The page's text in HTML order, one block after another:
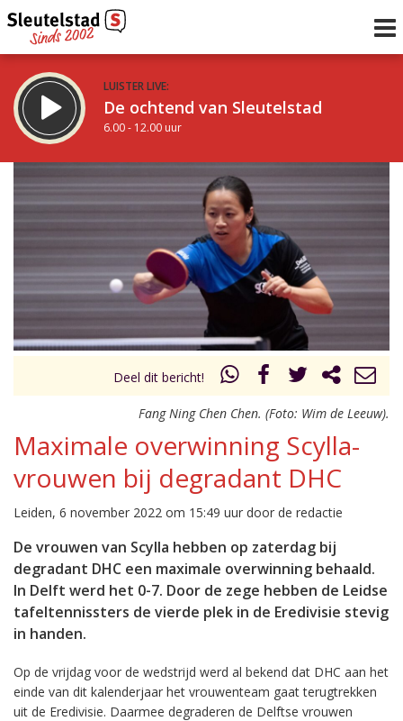
LUISTER LIVE:
De ochtend van Sleutelstad
6.00 - 12.00 uur
De middag van Sleutelstad
Vorig uur
uur 1 van 0
Deel dit bericht!
Fang Ning Chen Chen. (Foto: Wim de Leeuw).
Maximale overwinning Scylla-
vrouwen bij degradant DHC
Leiden, 6 november 2022 om 15:49 uur door de redactie
De vrouwen van Scylla hebben op zaterdag bij
degradant DHC een maximale overwinning behaald.
In Delft werd het 0-7. Door de zege hebben de Leidse
tafeltennissters de vierde plek in de Eredivisie stevig
in handen.
Op de vrijdag voor de wedstrijd werd al bekend dat DHC aan het
einde van dit kalenderjaar het vrouwenteam gaat terugtrekken
uit de Eredivisie. Daarmee degraderen de Delftse vrouwen